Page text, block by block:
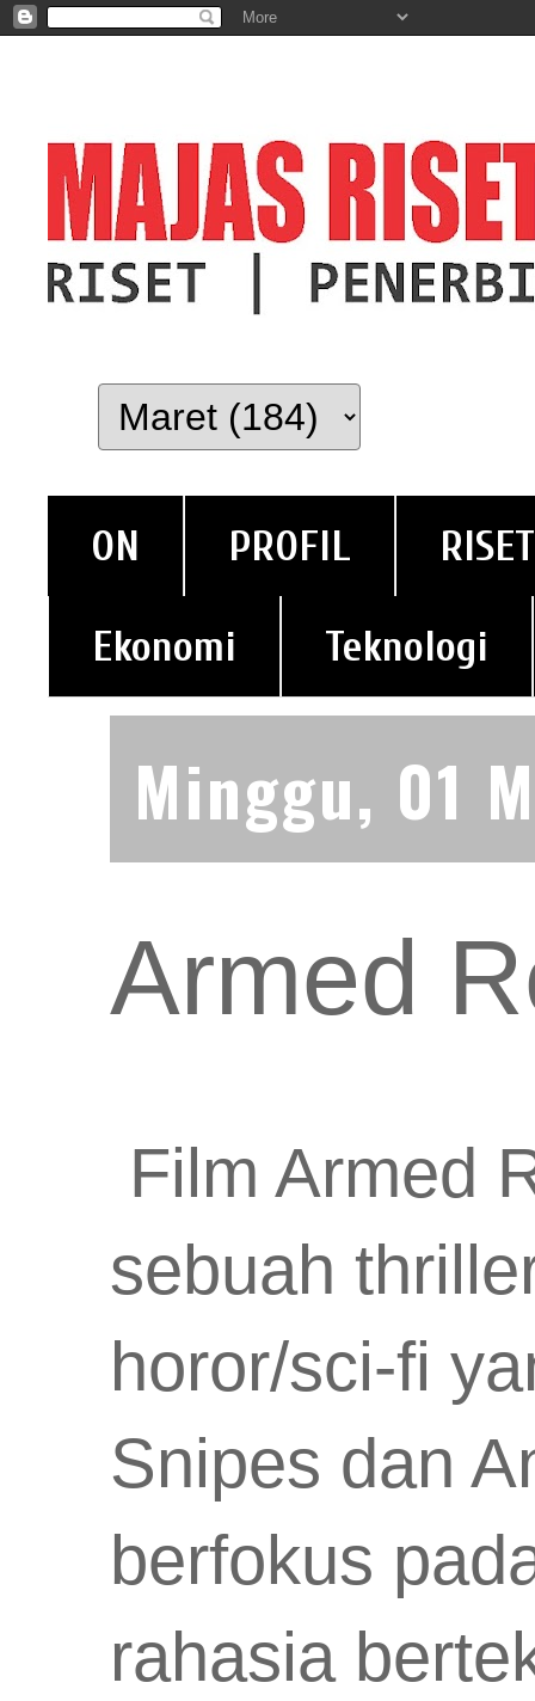
ON PROFIL RISET
Ekonomi Teknologi
Minggu, 01
Armed
Film Armed
sebuah
horor/sci-fi
Snipes dan
berfokus
rahasia